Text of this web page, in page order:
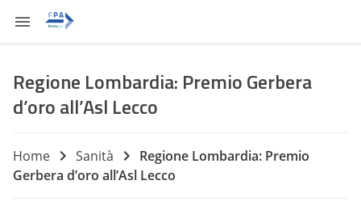
Regione Lombardia: Premio Gerbera
d’oro all’Asl Lecco
Home Sanità
Regione Lombardia: Premio
Gerbera d’oro all’Asl Lecco